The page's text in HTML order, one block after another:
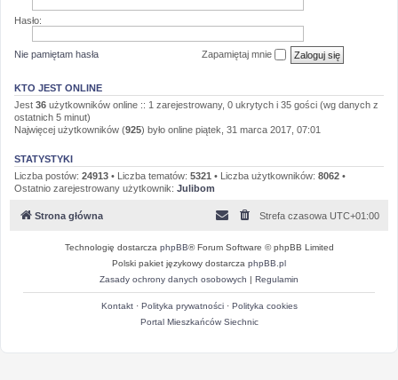
Hasło:
Nie pamiętam hasła Zapamiętaj mnie
KTO JEST ONLINE
Jest 36 użytkowników online :: 1 zarejestrowany, 0 ukrytych i 35 gości (wg danych z
ostatnich 5 minut)
Najwięcej użytkowników (925) było online piątek, 31 marca 2017, 07:01
STATYSTYKI
Liczba postów: 24913 • Liczba tematów: 5321 • Liczba użytkowników: 8062 •
Ostatnio zarejestrowany użytkownik: Julibom
Strona główna Strefa czasowa UTC+01:00
Technologię dostarcza phpBB® Forum Software © phpBB Limited
Polski pakiet językowy dostarcza phpBB.pl
Zasady ochrony danych osobowych | Regulamin
Kontakt· Polityka prywatności· Polityka cookies
Portal Mieszkańców Siechnic